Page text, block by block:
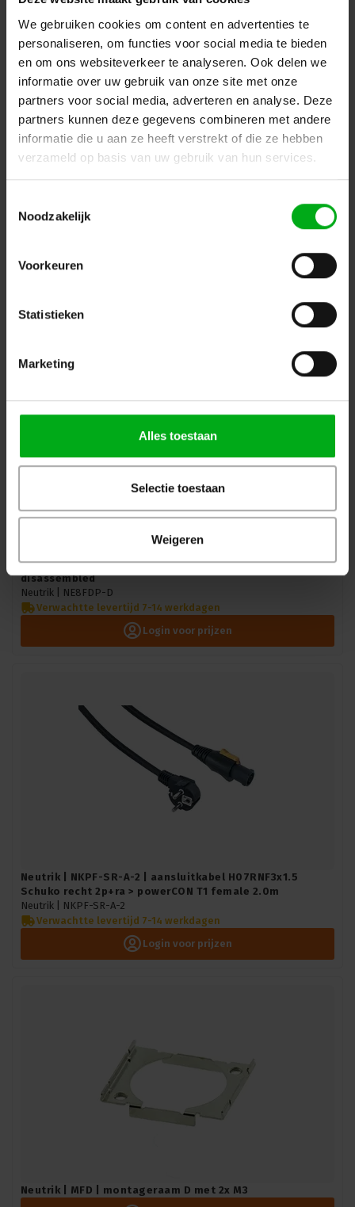
We gebruiken cookies om content en advertenties te
personaliseren, om functies voor social media te bieden
en om ons websiteverkeer te analyseren. Ook delen we
informatie over uw gebruik van onze site met onze
partners voor social media, adverteren en analyse. Deze
partners kunnen deze gegevens combineren met andere
informatie die u aan ze heeft verstrekt of die ze hebben
verzameld op basis van uw gebruik van hun services.
Noodzakelijk
Voorkeuren
Statistieken
Marketing
Alles toestaan
Selectie toestaan
Weigeren
Login voor prijzen
behuizing zilvercontacten XX
Neutrik | NE8FDP-D | etherCON chassis-D RJ45
disassembled
Neutrik |
NE8FDP-D
Verwachtte levertijd 7-14 werkdagen
Login voor prijzen
Neutrik | NKPF-SR-A-2 | aansluitkabel H07RNF3x1.5
Schuko recht 2p+ra > powerCON T1 female 2.0m
Neutrik |
NKPF-SR-A-2
Verwachtte levertijd 7-14 werkdagen
Login voor prijzen
Neutrik | MFD | montageraam D met 2x M3